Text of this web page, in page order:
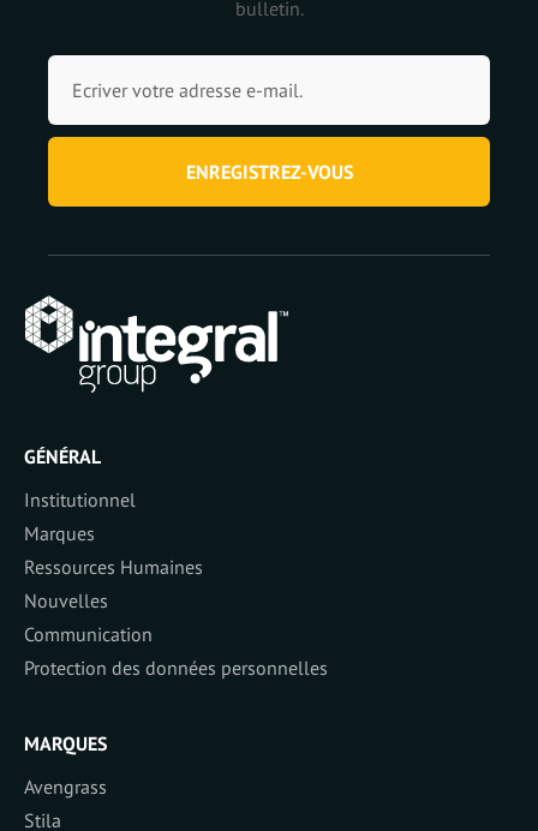
bulletin.
ENREGISTREZ-VOUS
GÉNÉRAL
Institutionnel
Marques
Ressources Humaines
Nouvelles
Communication
Protection des données personnelles
MARQUES
Avengrass
Stila